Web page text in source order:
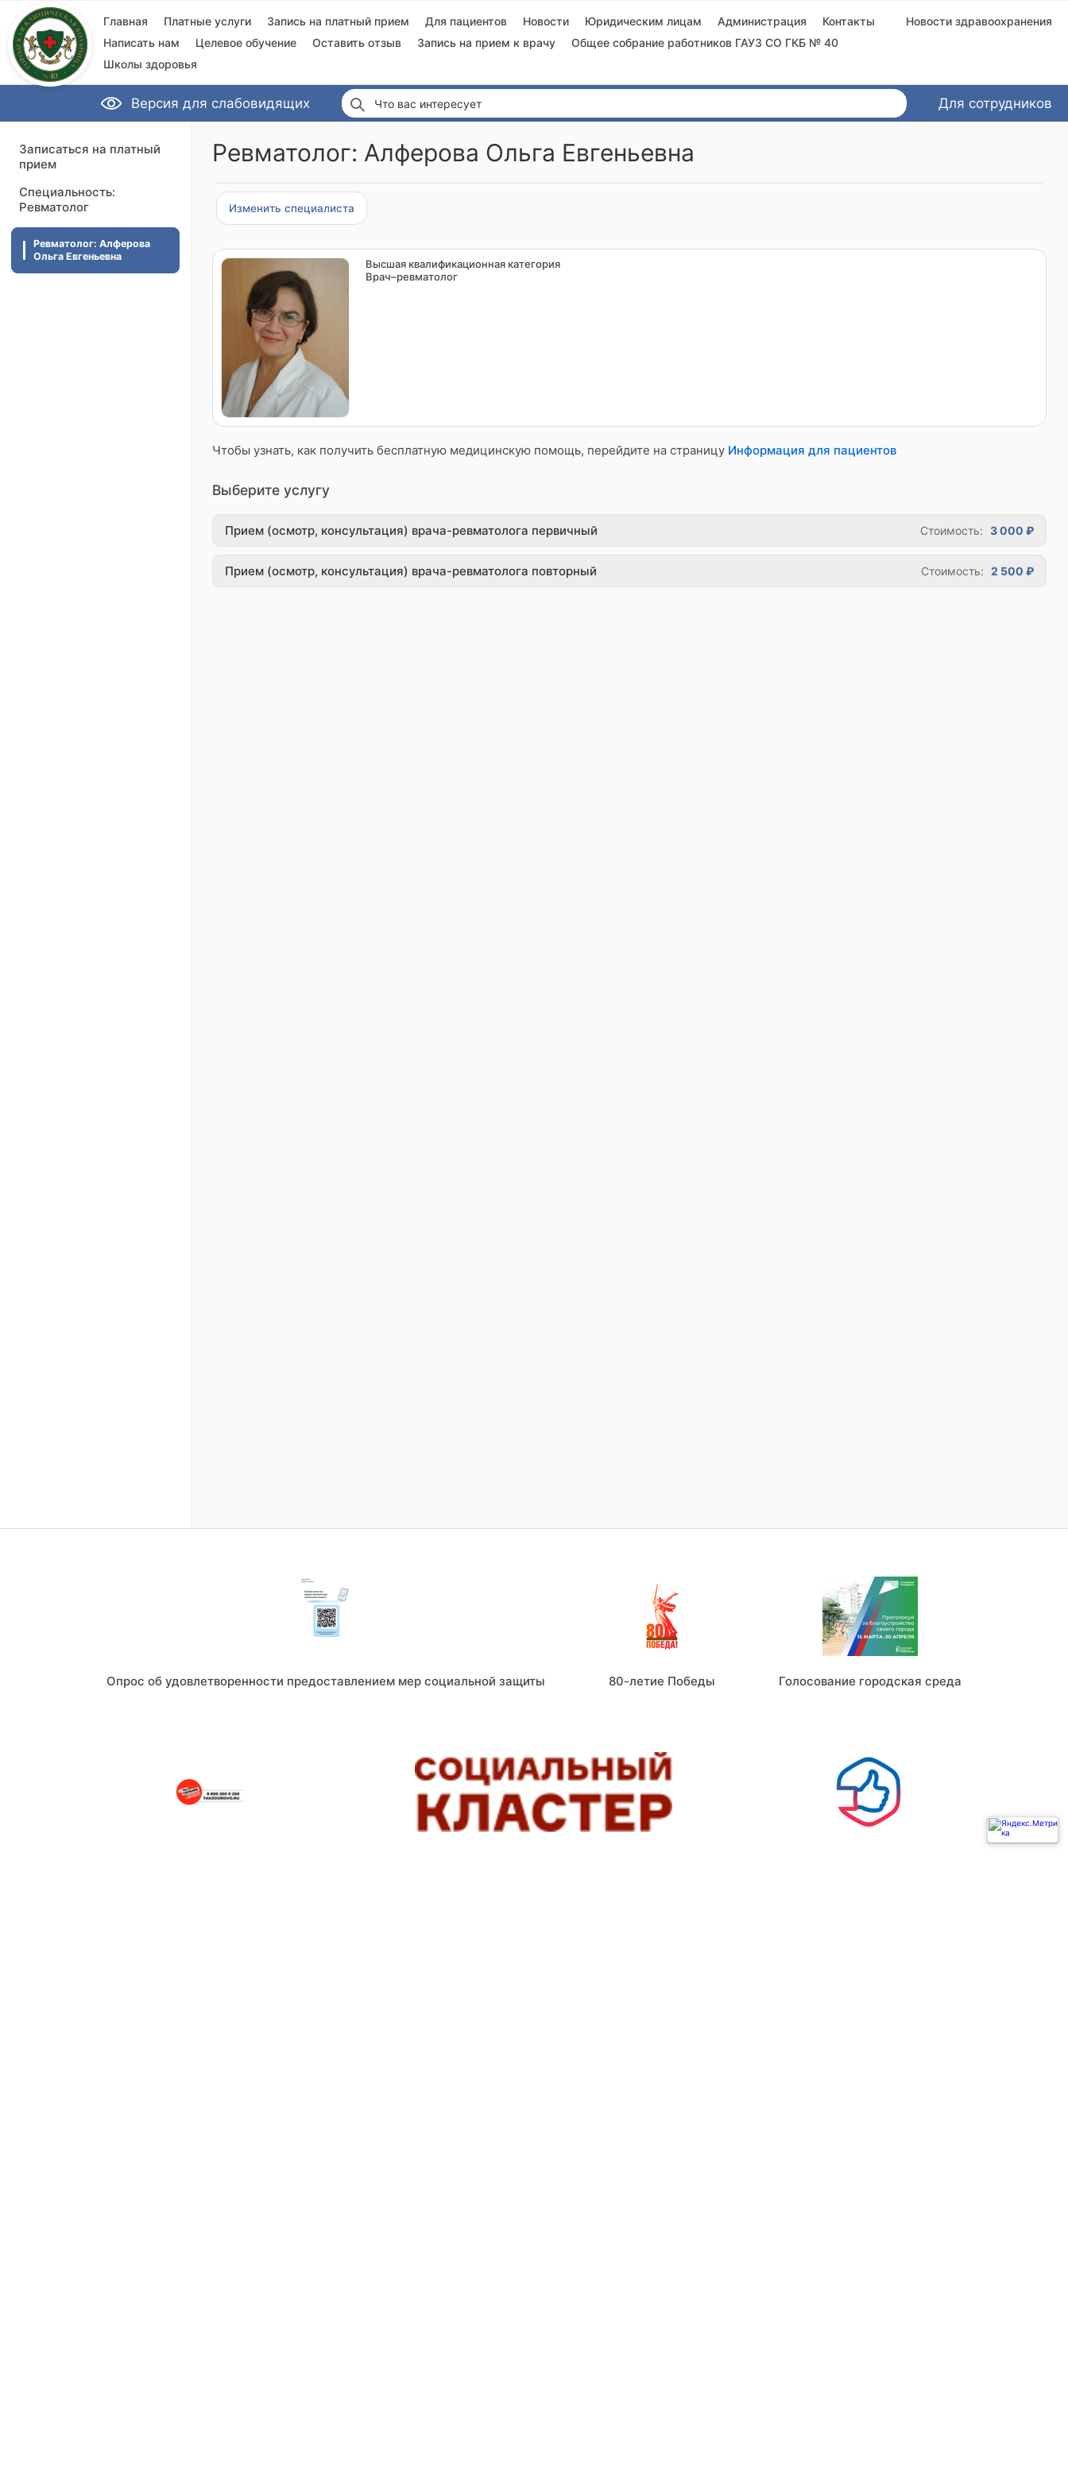
Главная Платные услуги Запись на платный прием Для пациентов Новости Юридическим лицам Администрация
Контакты
Написать нам
Целевое обучение Оставить отзыв Запись на прием к врачу
Общее собрание работников ГАУЗ СО ГКБ № 40
Школы здоровья
Новости здравоохранения
Версия для слабовидящих Что вас интересует Для сотрудников
Записаться на платный
прием
Специальность:
Ревматолог
Ревматолог: Алферова
Ольга Евгеньевна
Ревматолог: Алферова Ольга Евгеньевна
Изменить специалиста
Высшая квалификационная категория
Врач–ревматолог
Чтобы узнать, как получить бесплатную медицинскую помощь, перейдите на страницу Информация для пациентов
Выберите услугу
Прием (осмотр, консультация) врача-ревматолога первичный Стоимость: 3 000 ₽
Прием (осмотр, консультация) врача-ревматолога повторный Стоимость: 2 500 ₽
Опрос об удовлетворенности предоставлением мер социальной защиты 80-летие Победы Голосование городская среда